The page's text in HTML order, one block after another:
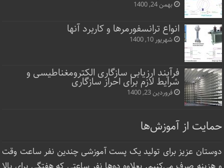
بهمن 24, 1400
انواع ترانسفورمرها و کاربرد آنها
شهریور 10, 1400
فرآیند ارزیابی سازگاری الکترومغناطیسی و
شرایط لازم برای احراز سازگاری
فروردین 23, 1400
حمایت از آموزش‌ها
دوستان عزیز برای تولید یک پست آموزشی چندین نفر ساعت‌ وقت